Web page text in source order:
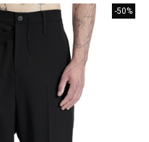
-50%